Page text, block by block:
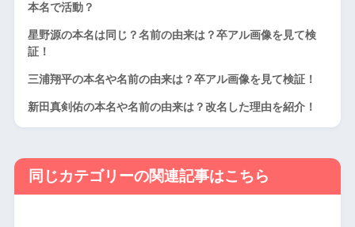
本名で活動？
星野源の本名は同じ？名前の由来は？卒アル画像を見て検
証！
三浦翔平の本名や名前の由来は？卒アル画像を見て検証！
新田真剣佑の本名や名前の由来は？改名した理由を紹介！
同じカテゴリーの関連記事はこちら